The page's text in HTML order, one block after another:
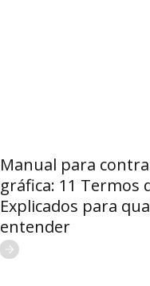
Manual para
gráfica: 11 Termos
Explicados para
entender